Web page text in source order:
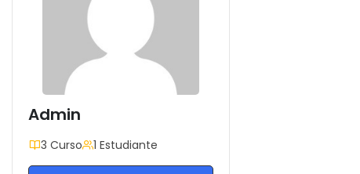
Admin
3 Curso 1 Estudiante